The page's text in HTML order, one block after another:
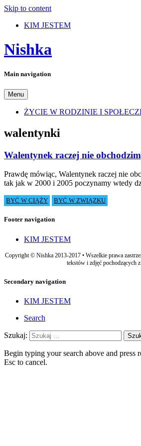
Skip to content
KIM JESTEM
Nishka
Main navigation
Menu
ŻYCIE W RODZINIE I
walentynki
Walentynek raczej nie
Prawdę mówiąc, Walentynek raczej nie
tak jak w 2000 i 2005 poczynamy
BYĆ W CIĄŻY BYĆ W ZWIĄZKU
Footer navigation
KIM JESTEM
Copyright © Nishka 2013-2017 • Wszelkie prawa
tekstów i zdjęć pochodzących z
Secondary navigation
KIM JESTEM
Search
Szukaj:
Begin typing your search above and press
Esc to cancel.